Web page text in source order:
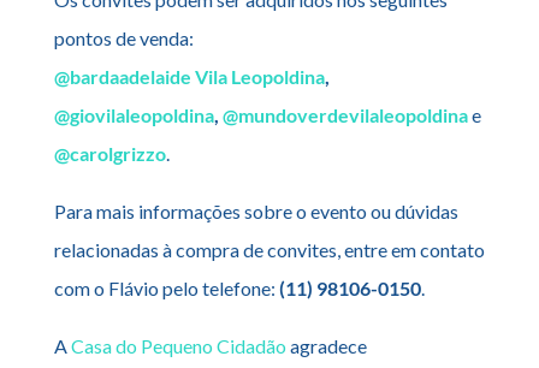
pontos de venda:
@bardaadelaide Vila Leopoldina,
@giovilaleopoldina, @mundoverdevilaleopoldinae
@carolgrizzo.
Para mais informações sobre o evento ou dúvidas
relacionadas à compra de convites, entre em contato
com o Flávio pelo telefone: (11) 98106-0150.
ACasa do Pequeno Cidadão agradece